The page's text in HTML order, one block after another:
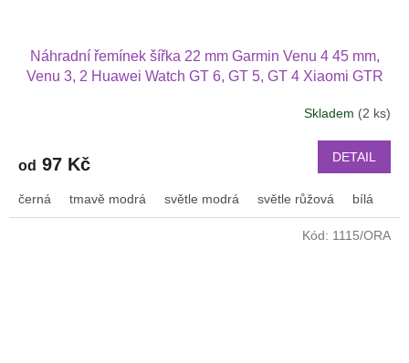
Náhradní řemínek šířka 22 mm Garmin Venu 4 45 mm,
Venu 3, 2 Huawei Watch GT 6, GT 5, GT 4 Xiaomi GTR
Skladem (2 ks)
od 97 Kč DETAIL
černá tmavě modrá světle modrá světle růžová bílá
Kód: 1115/ORA